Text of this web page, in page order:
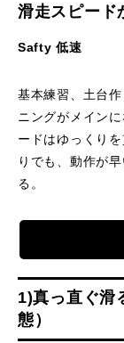
無料プレゼント動
プレゼント
常時メルマガ
お問合せ 特定商
滑走スピード
Safty 低速
基本練習、土台
ニングがメイン
ードはゆっくり
りでも、動作が
る。
1)真っ直ぐ滑
態）